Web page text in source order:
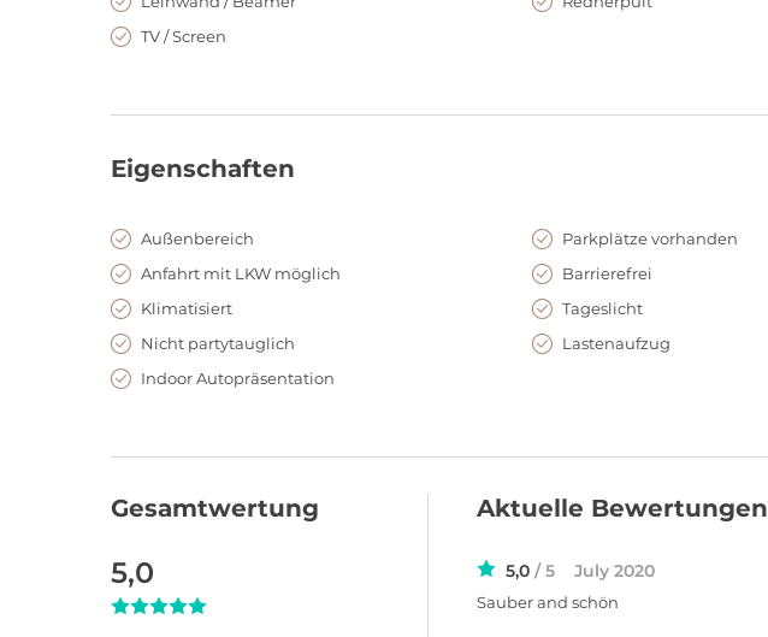
TV / Screen
Eigenschaften
Außenbereich
Parkplätze vorhanden
Anfahrt mit LKW möglich
Barrierefrei
Klimatisiert
Tageslicht
Nicht partytauglich
Lastenaufzug
Indoor Autopräsentation
Gesamtwertung
5,0
Aktuelle Bewertungen
5,0 / 5 July 2020
Sauber and schön